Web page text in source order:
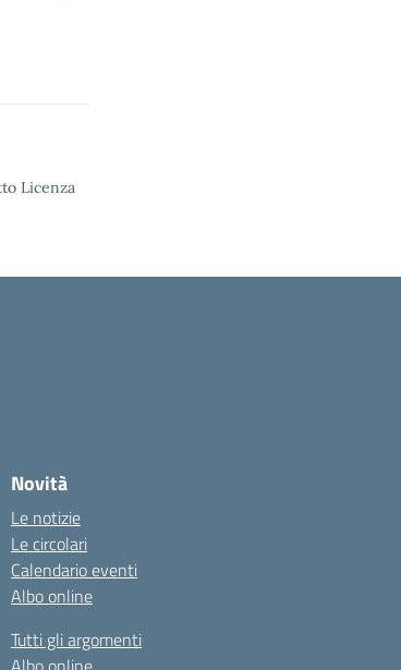
Licenza
Novità
Le notizie
Le circolari
Calendario eventi
Albo online
Tutti gli argomenti